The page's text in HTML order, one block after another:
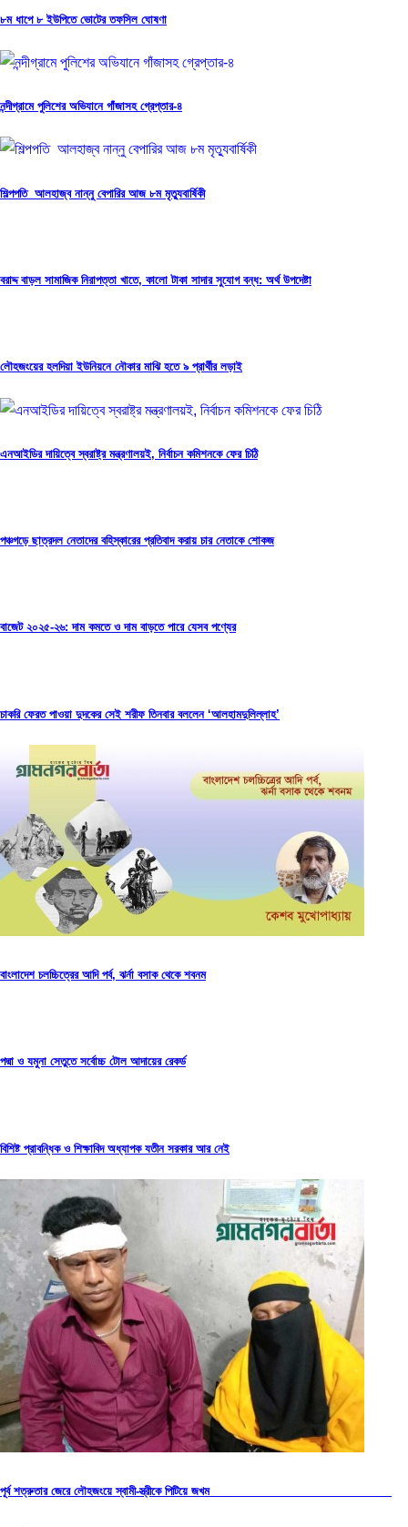
৮ম ধাপে ৮ ইউপিতে ভোটের তফসিল ঘোষণা
নন্দীগ্রামে পুলিশের অভিযানে গাঁজাসহ গ্রেপ্তার-৪
শিল্পপতি আলহাজ্ব নান্নু বেপারির আজ ৮ম মৃত্যুবার্ষিকী
বরাদ্দ বাড়ল সামাজিক নিরাপত্তা খাতে, কালো টাকা সাদার সুযোগ বন্ধ: অর্থ উপদেষ্টা
লৌহজংয়ের হলদিয়া ইউনিয়নে নৌকার মাঝি হতে ৯ প্রার্থীর লড়াই
এনআইডির দায়িত্বে স্বরাষ্ট্র মন্ত্রণালয়ই, নির্বাচন কমিশনকে ফের চিঠি
পঞ্চগড়ে ছাত্রদল নেতাদের বহিস্কারের প্রতিবাদ করায় চার নেতাকে শোকজ
বাজেট ২০২৫-২৬: দাম কমতে ও দাম বাড়তে পারে যেসব পণ্যের
চাকরি ফেরত পাওয়া দুদকের সেই শরীফ তিনবার বললেন ‘আলহামদুলিল্লাহ’
বাংলাদেশ চলচ্চিত্রের আদি পর্ব, ঝর্না বসাক থেকে শবনম
পদ্মা ও যমুনা সেতুতে সর্বোচ্চ টোল আদায়ের রেকর্ড
বিশিষ্ট প্রাবন্ধিক ও শিক্ষাবিদ অধ্যাপক যতীন সরকার আর নেই
পূর্ব শত্রুতার জেরে লৌহজংয়ে স্বামী-স্ত্রীকে পিটিয়ে জখম